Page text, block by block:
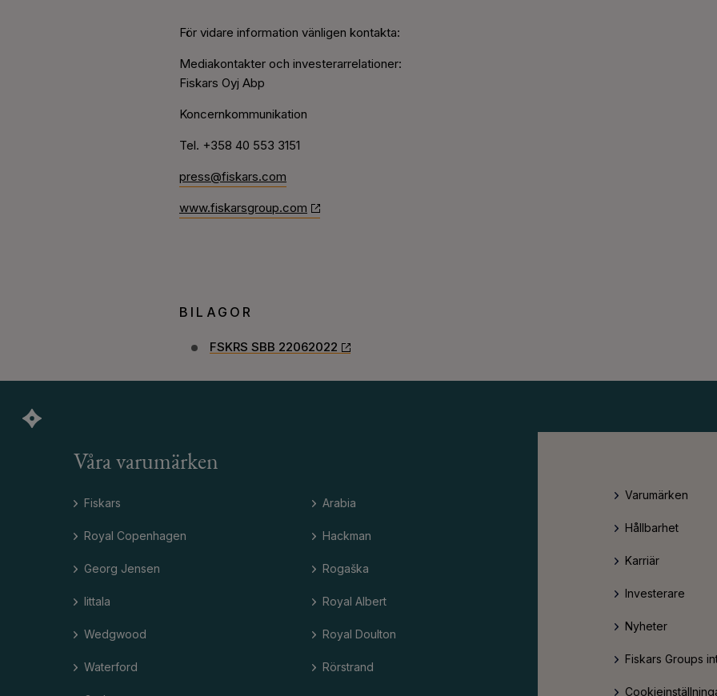
För vidare information vänligen kontakta:
Mediakontakter och investerarrelationer:
Fiskars Oyj Abp
Koncernkommunikation
Tel. +358 40 553 3151
press@fiskars.com
www.fiskarsgroup.com
BILAGOR
FSKRS SBB 22062022
Våra varumärken
Fiskars
Royal Copenhagen
Georg Jensen
Iittala
Wedgwood
Waterford
Arabia
Hackman
Rogaška
Royal Albert
Royal Doulton
Rörstrand
Varumärken
Hållbarhet
Karriär
Investerare
Nyheter
Fiskars Groups